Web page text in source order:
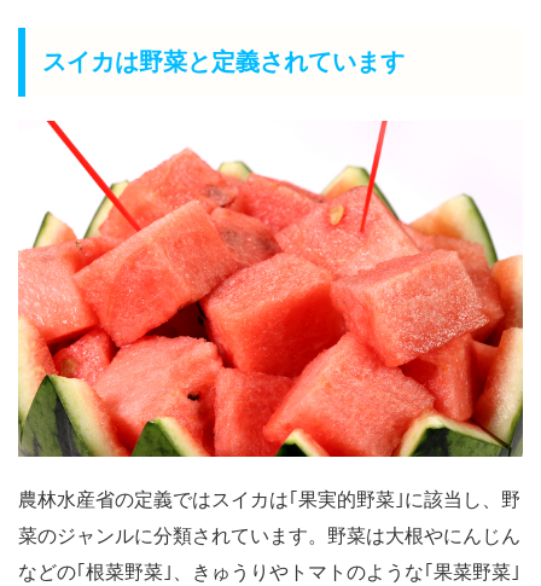
スイカは野菜と定義されています
農林水産省の定義ではスイカは｢果実的野菜｣に該当し、野
菜のジャンルに分類されています。野菜は大根やにんじん
などの｢根菜野菜｣、きゅうりやトマトのような｢果菜野菜｣